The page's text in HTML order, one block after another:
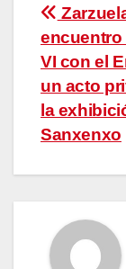
de
encuentro
VI con el
un acto
la
Sanxenxo